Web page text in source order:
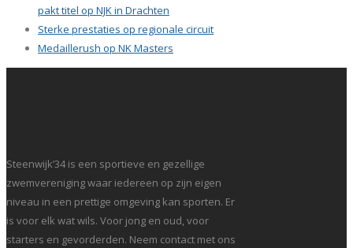
pakt titel op NJK in Drachten
Sterke prestaties op regionale circuit
Medaillerush op NK Masters
Steenwijk’34 is een sportieve en gezellige
zwemvereniging waar iedereen op zijn eigen
niveau in een prettige omgeving kan sporten. Er
is voor elk wat wils. Voor jong en oud, voor
starters en gevorderden. Neem contact met ons